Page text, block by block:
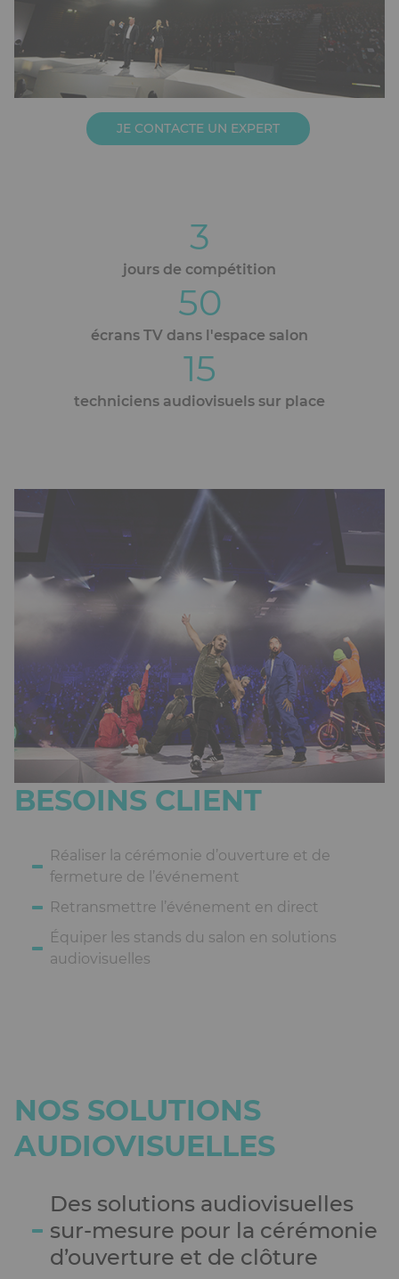
JE CONTACTE UN EXPERT
3
jours de compétition
50
écrans TV dans l'espace salon
15
techniciens audiovisuels sur place
BESOINS CLIENT
Réaliser la cérémonie d’ouverture et de
fermeture de l’événement
Retransmettre l’événement en direct
Équiper les stands du salon en solutions
audiovisuelles
NOS SOLUTIONS
AUDIOVISUELLES
Des solutions audiovisuelles
sur-mesure pour la cérémonie
d’ouverture et de clôture